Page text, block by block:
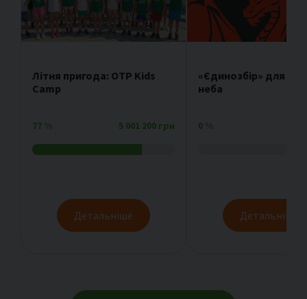
Літня пригода: OTP Kids
Camp
77 % 5 001 200 грн
Детальніше
«Єдинозбір» для
неба
0 %
Детальніше